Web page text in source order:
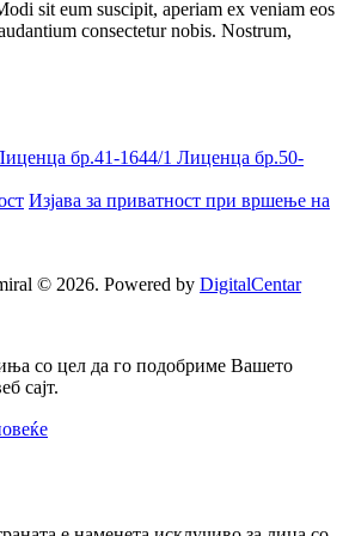
sit eum suscipit, aperiam ex veniam eos
consectetur nobis. Nostrum,
бр.41-1644/1 Лиценца бр.50-
Изјава за приватност при вршење на
© 2026. Powered by DigitalCentar
со цел да го подобриме Вашето
сајт.